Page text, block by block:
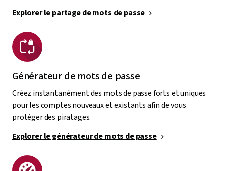
Explorer le partage de mots de passe
Générateur de mots de passe
Créez instantanément des mots de passe forts et uniques
pour les comptes nouveaux et existants afin de vous
protéger des piratages.
Explorer le générateur de mots de passe